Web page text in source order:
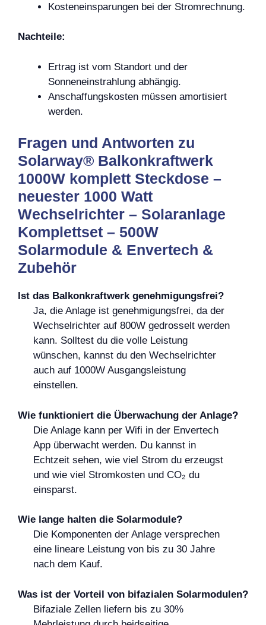
Kosteneinsparungen bei der Stromrechnung.
Nachteile:
Ertrag ist vom Standort und der
Sonneneinstrahlung abhängig.
Anschaffungskosten müssen amortisiert
werden.
Fragen und Antworten zu
Solarway® Balkonkraftwerk
1000W komplett Steckdose –
neuester 1000 Watt
Wechselrichter – Solaranlage
Komplettset – 500W
Solarmodule & Envertech &
Zubehör
Ist das Balkonkraftwerk genehmigungsfrei?
Ja, die Anlage ist genehmigungsfrei, da der
Wechselrichter auf 800W gedrosselt werden
kann. Solltest du die volle Leistung
wünschen, kannst du den Wechselrichter
auch auf 1000W Ausgangsleistung
einstellen.
Wie funktioniert die Überwachung der Anlage?
Die Anlage kann per Wifi in der Envertech
App überwacht werden. Du kannst in
Echtzeit sehen, wie viel Strom du erzeugst
und wie viel Stromkosten und CO₂ du
einsparst.
Wie lange halten die Solarmodule?
Die Komponenten der Anlage versprechen
eine lineare Leistung von bis zu 30 Jahre
nach dem Kauf.
Was ist der Vorteil von bifazialen Solarmodulen?
Bifaziale Zellen liefern bis zu 30%